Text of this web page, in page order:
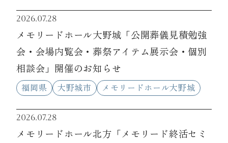
2026.07.28
メモリードホール大野城「公開葬儀見積勉強
会・会場内覧会・葬祭アイテム展示会・個別
相談会」開催のお知らせ
福岡県 大野城市 メモリードホール大野城
2026.07.28
メモリードホール北方「メモリード終活セミ